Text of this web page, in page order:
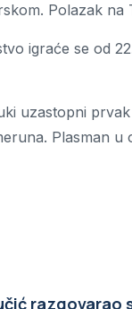
Polazak na
igraće se od
uzastopni
Plasman
razgovarao